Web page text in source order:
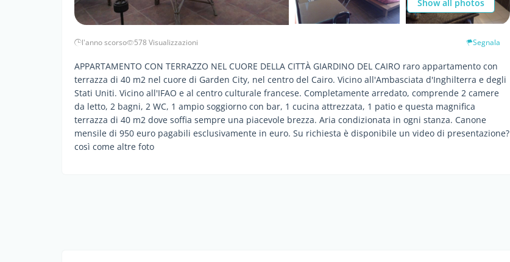
Show all photos
l'anno scorso 578 Visualizzazioni Segnala
APPARTAMENTO CON TERRAZZO NEL CUORE DELLA CITTÀ GIARDINO DEL CAIRO raro appartamento con
terrazza di 40 m2 nel cuore di Garden City, nel centro del Cairo. Vicino all'Ambasciata d'Inghilterra e degli
Stati Uniti. Vicino all'IFAO e al centro culturale francese. Completamente arredato, comprende 2 camere
da letto, 2 bagni, 2 WC, 1 ampio soggiorno con bar, 1 cucina attrezzata, 1 patio e questa magnifica
terrazza di 40 m2 dove soffia sempre una piacevole brezza. Aria condizionata in ogni stanza. Canone
mensile di 950 euro pagabili esclusivamente in euro. Su richiesta è disponibile un video di presentazione?
così come altre foto